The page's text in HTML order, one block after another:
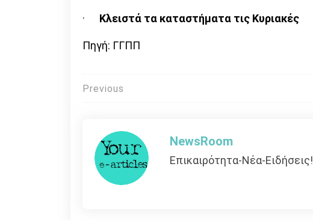
· Κλειστά τα καταστήματα τις Κυριακές
Πηγή: ΓΓΠΠ
Πλοήγηση
Previous
NewsRoom
Επικαιρότητα-Νέα-Ειδήσεις!